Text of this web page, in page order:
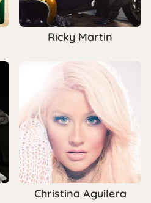
Ricky Martin
Christina Aguilera